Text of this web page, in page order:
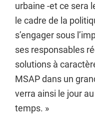
urbaine -et ce sera
le cadre de la
s’engager sous
ses responsables
solutions à
MSAP dans un
verra ainsi le jour
temps. »